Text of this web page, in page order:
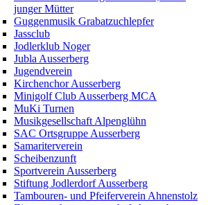
junger Mütter
Guggenmusik Grabatzuchlepfer
Jassclub
Jodlerklub Noger
Jubla Ausserberg
Jugendverein
Kirchenchor Ausserberg
Minigolf Club Ausserberg MCA
MuKi Turnen
Musikgesellschaft Alpenglühn
SAC Ortsgruppe Ausserberg
Samariterverein
Scheibenzunft
Sportverein Ausserberg
Stiftung Jodlerdorf Ausserberg
Tambouren- und Pfeiferverein Ahnenstolz